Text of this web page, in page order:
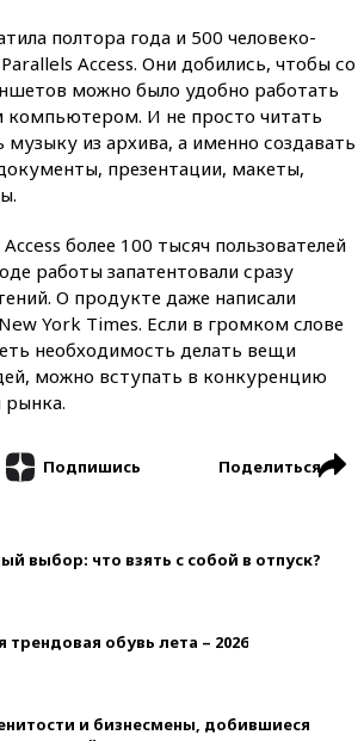
полтора года и 500 человеко-
Access. Они добились, чтобы со
можно было удобно работать
компьютером. И не просто читать
музыку из архива, а именно создавать
презентации, макеты,
более 100 тысяч пользователей
работы запатентовали сразу
О продукте даже написали
York Times. Если в громком слове
необходимость делать вещи
можно вступать в конкуренцию
Подпишись Поделиться
выбор: что взять с собой в отпуск?
трендовая обувь лета – 2026
и бизнесмены, добившиеся